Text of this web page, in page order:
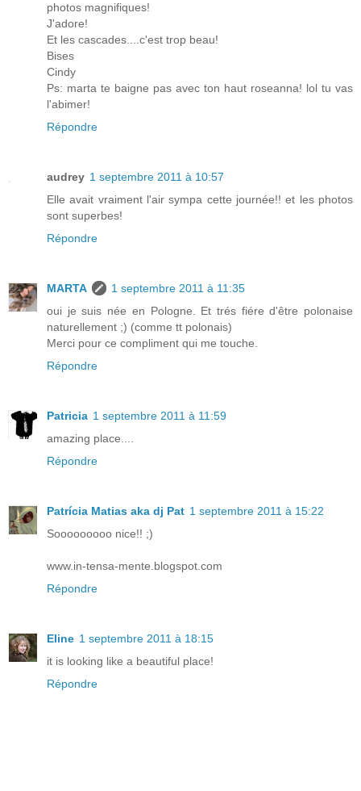
photos magnifiques!
J'adore!
Et les cascades....c'est trop beau!
Bises
Cindy
Ps: marta te baigne pas avec ton haut roseanna! lol tu vas
l'abimer!
Répondre
audrey 1 septembre 2011 à 10:57
Elle avait vraiment l'air sympa cette journée!! et les photos
sont superbes!
Répondre
MARTA
1 septembre 2011 à 11:35
oui je suis née en Pologne. Et trés fiére d'être polonaise
naturellement ;) (comme tt polonais)
Merci pour ce compliment qui me touche.
Répondre
Patricia 1 septembre 2011 à 11:59
amazing place....
Répondre
Patrícia Matias aka dj Pat 1 septembre 2011 à 15:22
Sooooooooo nice!! ;)
www.in-tensa-mente.blogspot.com
Répondre
Eline 1 septembre 2011 à 18:15
it is looking like a beautiful place!
Répondre